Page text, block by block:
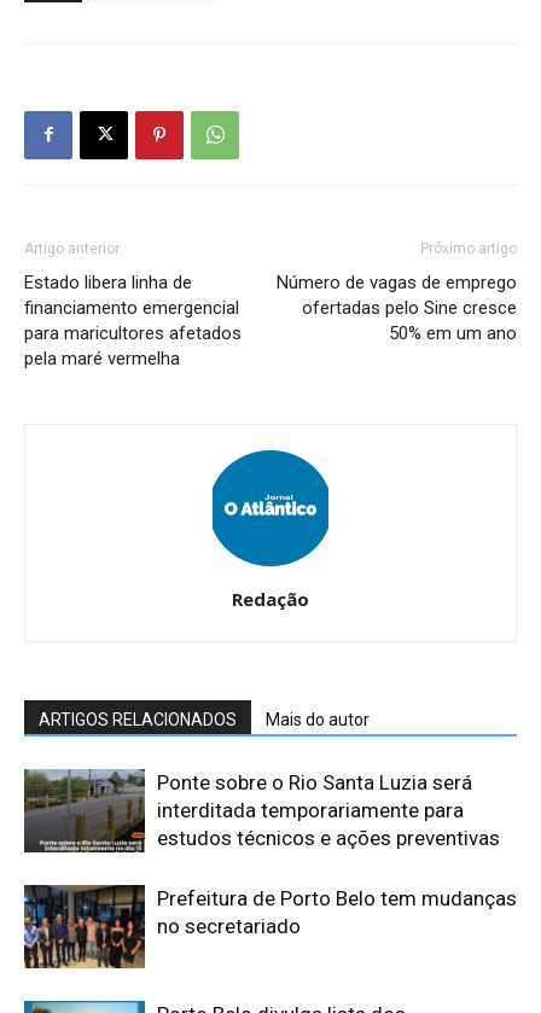
Artigo anterior
Estado libera linha de
financiamento emergencial
para maricultores afetados
pela maré vermelha
Próximo artigo
Número de vagas de emprego
ofertadas pelo Sine cresce
50% em um ano
Redação
ARTIGOS RELACIONADOS Mais do autor
Ponte sobre o Rio Santa Luzia será
interditada temporariamente para
estudos técnicos e ações preventivas
​Prefeitura de Porto Belo tem mudanças
no secretariado